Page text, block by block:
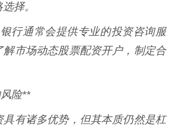
择。
行通常会提供专业的投资咨询服
解市场动态股票配资开户，制定合
险**
具有诸多优势，但其本质仍然是杠